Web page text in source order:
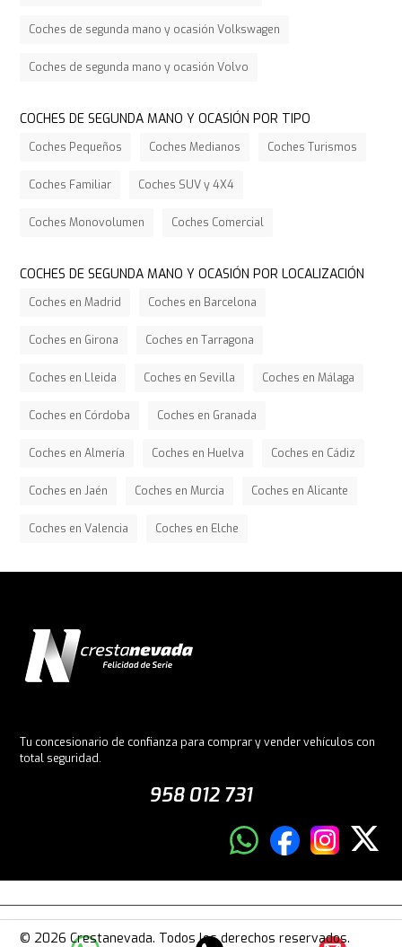
Coches de segunda mano y ocasión Volkswagen
Coches de segunda mano y ocasión Volvo
COCHES DE SEGUNDA MANO Y OCASIÓN POR TIPO
Coches Pequeños Coches Medianos Coches Turismos
Coches Familiar Coches SUV y 4X4
Coches Monovolumen Coches Comercial
COCHES DE SEGUNDA MANO Y OCASIÓN POR LOCALIZACIÓN
Coches en Madrid Coches en Barcelona
Coches en Girona Coches en Tarragona
Coches en Lleida Coches en Sevilla Coches en Málaga
Coches en Córdoba Coches en Granada
Coches en Almería Coches en Huelva Coches en Cádiz
Coches en Jaén Coches en Murcia Coches en Alicante
Coches en Valencia Coches en Elche
Tu concesionario de confianza para comprar y vender vehículos con
total seguridad.
958 012 731
© 2026 Crestanevada. Todos los derechos reservados.